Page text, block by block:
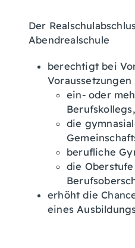
Der
Abendrealschule
berechtigt bei
ein- oder
Berufskollegs,
die
berufliche
die
erhöht die
eines